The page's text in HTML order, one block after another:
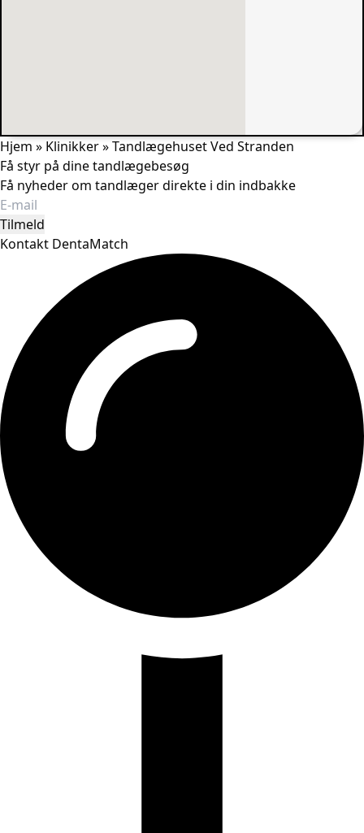
Hjem » Klinikker»Tandlægehuset Ved Stranden
Få styr på dine tandlægebesøg
Få nyheder om tandlæger direkte i din indbakke
Tilmeld
Kontakt DentaMatch